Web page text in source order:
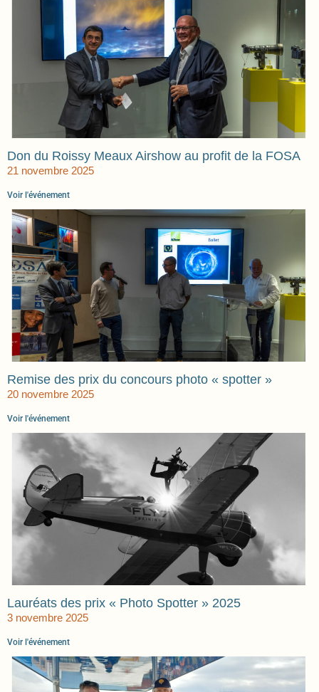
Don du Roissy Meaux Airshow au profit de la FOSA
21 novembre 2025
Voir l'événement
Remise des prix du concours photo « spotter »
20 novembre 2025
Voir l'événement
Lauréats des prix « Photo Spotter » 2025
3 novembre 2025
Voir l'événement